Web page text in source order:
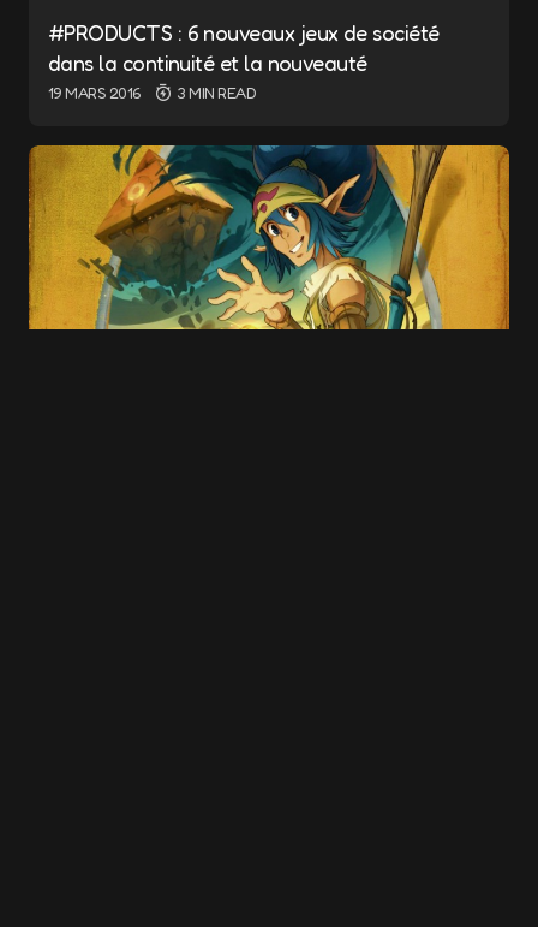
Name *
E-mail *
#PRODUCTS : 6 nouveaux jeux de société
dans la continuité et la nouveauté
19 MARS 2016 3 MIN READ